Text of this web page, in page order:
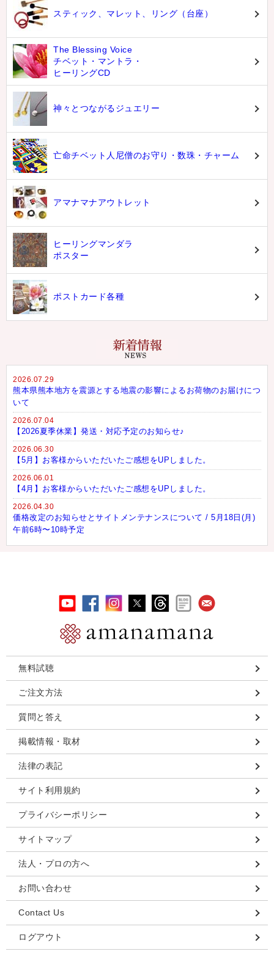
スティック、マレット、リング（台座）
The Blessing Voice
チベット・マントラ・
ヒーリングCD
神々とつながるジュエリー
亡命チベット人尼僧のお守り・数珠・チャーム
アマナマナアウトレット
ヒーリングマンダラ
ポスター
ポストカード各種
2026.07.29
熊本県熊本地方を震源とする地震の影響によるお荷物のお届けにつ
いて
2026.07.04
【2026夏季休業】発送・対応予定のお知らせ♪
2026.06.30
【5月】お客様からいただいたご感想をUPしました。
2026.06.01
【4月】お客様からいただいたご感想をUPしました。
2026.04.30
価格改定のお知らせとサイトメンテナンスについて / 5月18日(月)
午前6時〜10時予定
無料試聴
ご注文方法
質問と答え
掲載情報・取材
法律の表記
サイト利用規約
プライバシーポリシー
サイトマップ
法人・プロの方へ
お問い合わせ
Contact Us
ログアウト